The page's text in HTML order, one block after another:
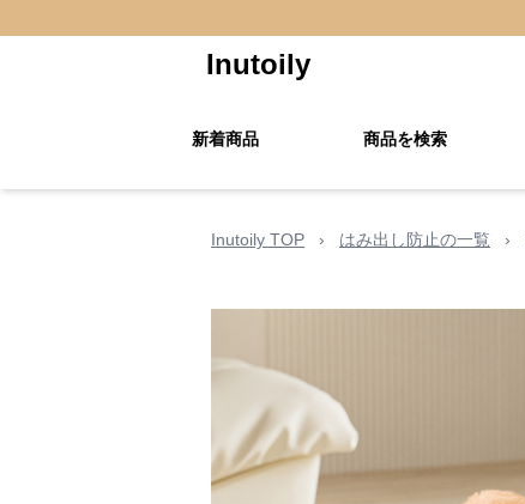
Inutoily
新着商品 商品を検索
Inutoily TOP › はみ出し防止の一覧 ›